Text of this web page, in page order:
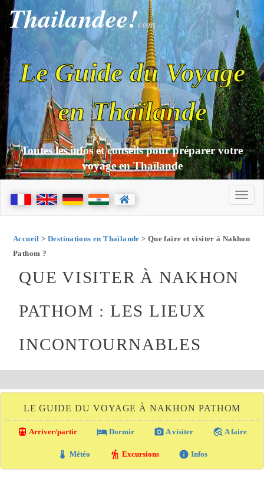
Thailandee!com
Le Guide du Voyage
en Thaïlande
Toutes les infos et conseils pour préparer votre
voyage en Thaïlande
Accueil > Destinations en Thaïlande > Que faire et visiter à Nakhon
Pathom ?
QUE VISITER À NAKHON
PATHOM : LES LIEUX
INCONTOURNABLES
LE GUIDE DU VOYAGE À NAKHON PATHOM
directions_transit Arriver/partir local_hotel Dormir photo_camera A visiter travel_explore A faire
thermostat Météo hiking Excursions info Infos